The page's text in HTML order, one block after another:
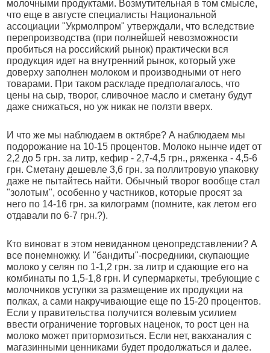
молочными продуктами. Возмутительная в том смысле,
что еще в августе специалисты Национальной
ассоциации "Укрмолпром" утверждали, что вследствие
перепроизводства (при полнейшей невозможности
пробиться на российский рынок) практически вся
продукция идет на внутренний рынок, который уже
доверху заполнен молоком и производными от него
товарами. При таком раскладе предполагалось, что
цены на сыр, творог, сливочное масло и сметану будут
даже снижаться, но уж никак не ползти вверх.
И что же мы наблюдаем в октябре? А наблюдаем мы
подорожание на 10-15 процентов. Молоко нынче идет от
2,2 до 5 грн. за литр, кефир - 2,7-4,5 грн., ряженка - 4,5-6
грн. Сметану дешевле 3,6 грн. за поллитровую упаковку
даже не пытайтесь найти. Обычный творог вообще стал
"золотым", особенно у частников, которые просят за
него по 14-16 грн. за килограмм (помните, как летом его
отдавали по 6-7 грн.?).
Кто виноват в этом невиданном ценопредставлении? А
все понемножку. И "бандиты"-посредники, скупающие
молоко у селян по 1-1,2 грн. за литр и сдающие его на
комбинаты по 1,5-1,8 грн. И супермаркеты, требующие с
молочников уступки за размещение их продукции на
полках, а сами накручивающие еще по 15-20 процентов.
Если у правительства получится волевым усилием
ввести ограничение торговых наценок, то рост цен на
молоко может притормозиться. Если нет, вакханалия с
магазинными ценниками будет продолжаться и далее.